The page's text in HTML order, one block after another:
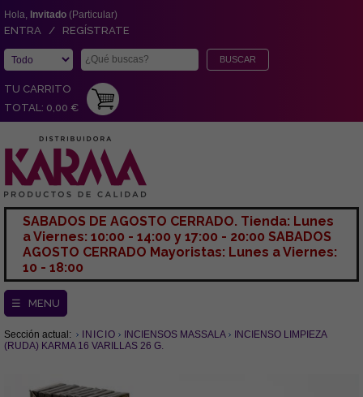
Hola, Invitado (Particular)
ENTRA / REGÍSTRATE
TU CARRITO
TOTAL: 0,00 €
SABADOS DE AGOSTO CERRADO. Tienda: Lunes
a Viernes: 10:00 - 14:00 y 17:00 - 20:00 SABADOS
AGOSTO CERRADO Mayoristas: Lunes a Viernes:
10 - 18:00
☰ MENU
Sección actual: INICIO INCIENSOS MASSALA
INCIENSO LIMPIEZA
(RUDA) KARMA 16 VARILLAS 26 G.